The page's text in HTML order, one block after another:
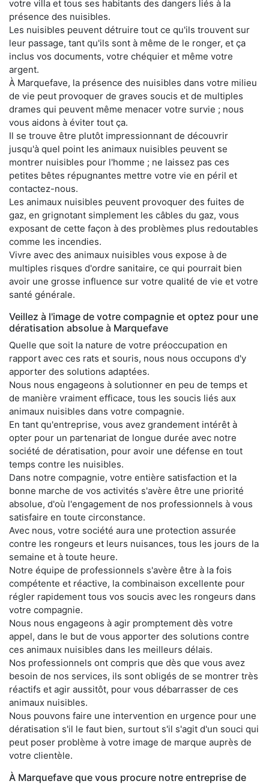
votre villa et tous ses habitants des dangers liés à la
présence des nuisibles.
Les nuisibles peuvent détruire tout ce qu'ils trouvent sur
leur passage, tant qu'ils sont à même de le ronger, et ça
inclus vos documents, votre chéquier et même votre
argent.
À Marquefave, la présence des nuisibles dans votre milieu
de vie peut provoquer de graves soucis et de multiples
drames qui peuvent même menacer votre survie ; nous
vous aidons à éviter tout ça.
Il se trouve être plutôt impressionnant de découvrir
jusqu'à quel point les animaux nuisibles peuvent se
montrer nuisibles pour l'homme ; ne laissez pas ces
petites bêtes répugnantes mettre votre vie en péril et
contactez-nous.
Les animaux nuisibles peuvent provoquer des fuites de
gaz, en grignotant simplement les câbles du gaz, vous
exposant de cette façon à des problèmes plus redoutables
comme les incendies.
Vivre avec des animaux nuisibles vous expose à de
multiples risques d'ordre sanitaire, ce qui pourrait bien
avoir une grosse influence sur votre qualité de vie et votre
santé générale.
Veillez à l'image de votre compagnie et optez pour une
dératisation absolue à Marquefave
Quelle que soit la nature de votre préoccupation en
rapport avec ces rats et souris, nous nous occupons d'y
apporter des solutions adaptées.
Nous nous engageons à solutionner en peu de temps et
de manière vraiment efficace, tous les soucis liés aux
animaux nuisibles dans votre compagnie.
En tant qu'entreprise, vous avez grandement intérêt à
opter pour un partenariat de longue durée avec notre
société de dératisation, pour avoir une défense en tout
temps contre les nuisibles.
Dans notre compagnie, votre entière satisfaction et la
bonne marche de vos activités s'avère être une priorité
absolue, d'où l'engagement de nos professionnels à vous
satisfaire en toute circonstance.
Avec nous, votre société aura une protection assurée
contre les rongeurs et leurs nuisances, tous les jours de la
semaine et à toute heure.
Notre équipe de professionnels s'avère être à la fois
compétente et réactive, la combinaison excellente pour
régler rapidement tous vos soucis avec les rongeurs dans
votre compagnie.
Nous nous engageons à agir promptement dès votre
appel, dans le but de vous apporter des solutions contre
ces animaux nuisibles dans les meilleurs délais.
Nos professionnels ont compris que dès que vous avez
besoin de nos services, ils sont obligés de se montrer très
réactifs et agir aussitôt, pour vous débarrasser de ces
animaux nuisibles.
Nous pouvons faire une intervention en urgence pour une
dératisation s'il le faut bien, surtout s'il s'agit d'un souci qui
peut poser problème à votre image de marque auprès de
votre clientèle.
À Marquefave que vous procure notre entreprise de